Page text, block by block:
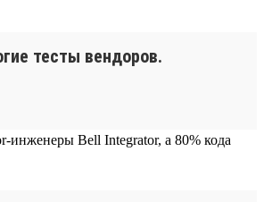
тесты вендоров.
инженеры Bell Integrator, а 80% кода